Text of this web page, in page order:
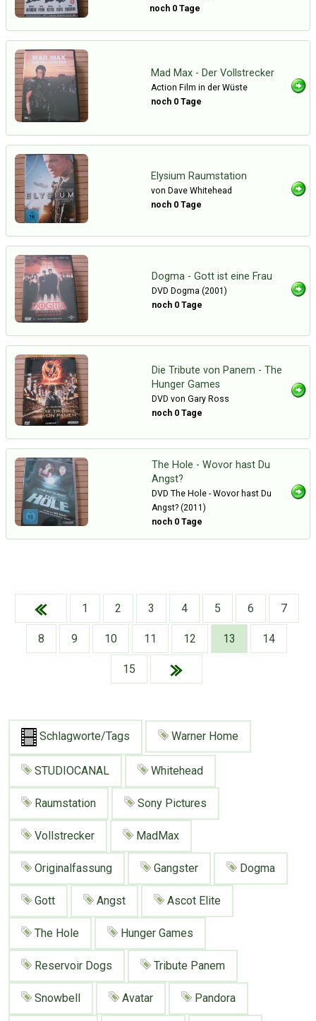
Mit Email
Presse News
Suchanfragen
Zufallsartikel
noch 0 Tage
Mad Max - Der Vollstrecker
Action Film in der Wüste
noch 0 Tage
Elysium Raumstation
von Dave Whitehead
noch 0 Tage
Dogma - Gott ist eine Frau
DVD Dogma (2001)
noch 0 Tage
Die Tribute von Panem - The
Hunger Games
DVD von Gary Ross
noch 0 Tage
The Hole - Wovor hast Du
Angst?
DVD The Hole - Wovor hast Du
Angst? (2011)
noch 0 Tage
1 2 3 4 5 6 7
8 9 10 11 12 13 14
15
Schlagworte/Tags Warner Home
STUDIOCANAL Whitehead
Raumstation Sony Pictures
Vollstrecker MadMax
Originalfassung Gangster Dogma
Gott Angst Ascot Elite
The Hole Hunger Games
Reservoir Dogs Tribute Panem
Snowbell Avatar Pandora